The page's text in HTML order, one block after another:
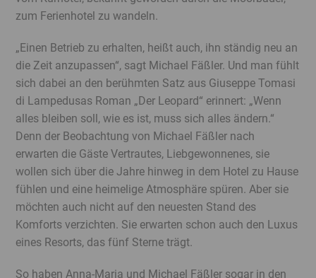
zum Ferienhotel zu wandeln.
„Einen Betrieb zu erhalten, heißt auch, ihn ständig neu an
die Zeit anzupassen“, sagt Michael Fäßler. Und man fühlt
sich dabei an den berühmten Satz aus Giuseppe Tomasi
di Lampedusas Roman „Der Leopard“ erinnert: „Wenn
alles bleiben soll, wie es ist, muss sich alles ändern.“
Denn der Beobachtung von Michael Fäßler nach
erwarten die Gäste Vertrautes, Liebgewonnenes, sie
wollen sich über die Jahre hinweg in dem Hotel zu Hause
fühlen und eine heimelige Atmosphäre spüren. Aber sie
möchten auch nicht auf den neuesten Stand des
Komforts verzichten. Sie erwarten schon auch den Luxus
eines Resorts, das fünf Sterne trägt.
So haben Anna-Maria und Michael Fäßler sogar in den